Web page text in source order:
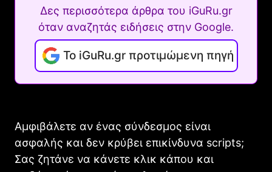
Δες περισσότερα άρθρα του iGuRu.gr
όταν αναζητάς ειδήσεις στην Google.
Το iGuRu.gr προτιμώμενη πηγή
Αμφιβάλετε αν ένας σύνδεσμος είναι
ασφαλής και δεν κρύβει επικίνδυνα scripts;
Σας ζητάνε να κάνετε κλικ κάπου και